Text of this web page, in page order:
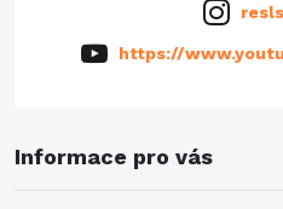
Informace pro vás
https://